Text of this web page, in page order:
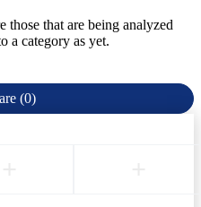
those that are being analyzed
a category as yet.
(0)